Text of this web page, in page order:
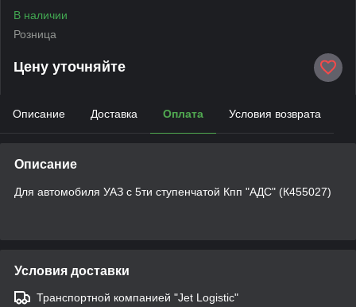
В наличии
Розница
Цену уточняйте
Описание Доставка Оплата Условия возврата
Описание
Для автомобиля УАЗ с 5ти ступенчатой Кпп "АДС" (К455027)
Условия доставки
Транспортной компанией "Jet Logistic"